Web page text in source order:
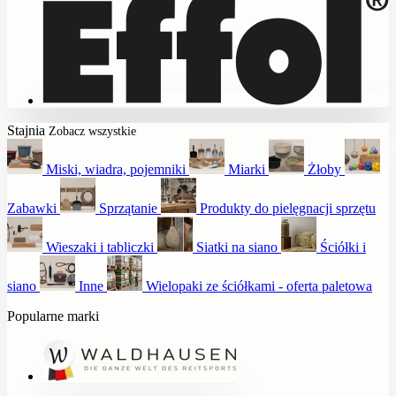
Stajnia Zobacz wszystkie
Miski, wiadra, pojemniki Miarki Żłoby
Zabawki Sprzątanie Produkty do pielęgnacji sprzętu
Wieszaki i tabliczki Siatki na siano Ściółki i
siano Inne
Wielopaki ze ściółkami - oferta paletowa
Popularne marki